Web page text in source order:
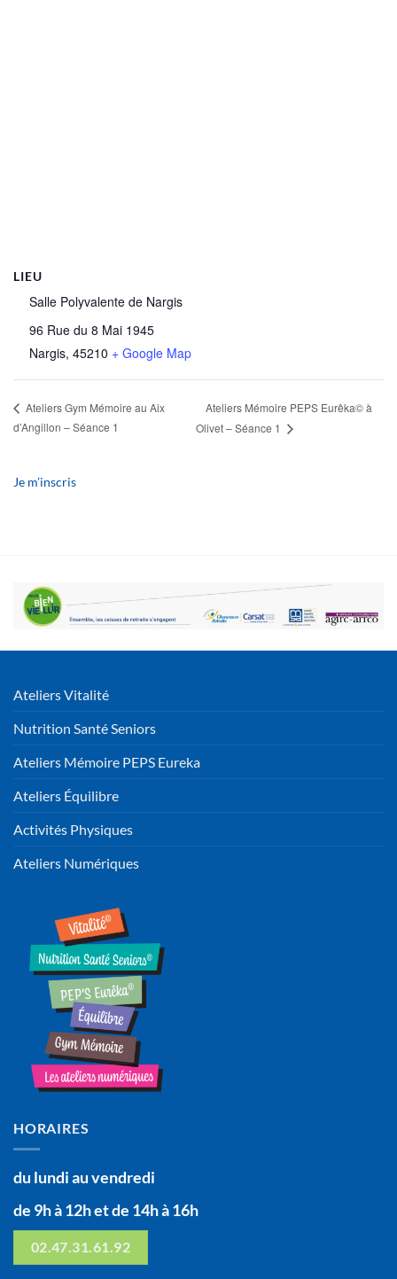
LIEU
Salle Polyvalente de Nargis
96 Rue du 8 Mai 1945
Nargis, 45210 + Google Map
Ateliers Gym Mémoire au Aix
d’Angillon – Séance 1
Ateliers Mémoire PEPS Eurêka© à
Olivet – Séance 1
Je m’inscris
Ateliers Vitalité
Nutrition Santé Seniors
Ateliers Mémoire PEPS Eureka
Ateliers Équilibre
Activités Physiques
Ateliers Numériques
HORAIRES
du lundi au vendredi
de 9h à 12h et de 14h à 16h
02.47.31.61.92